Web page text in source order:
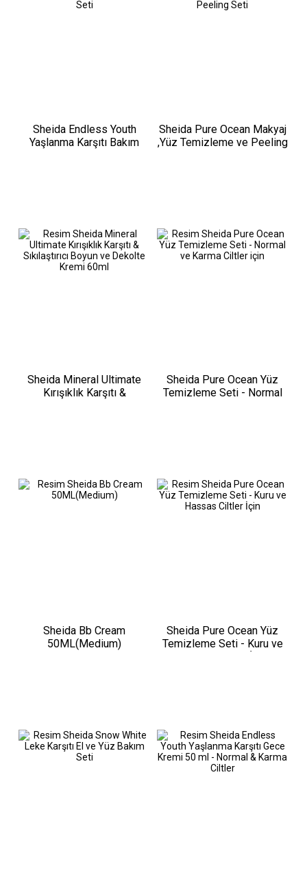
Sheida Endless Youth
Yaşlanma Karşıtı Bakım
Sheida Pure Ocean Makyaj
,Yüz Temizleme ve Peeling
Sheida Mineral Ultimate
Kırışıklık Karşıtı &
Sheida Pure Ocean Yüz
Temizleme Seti - Normal
Sheida Bb Cream
50ML(Medium)
Sheida Pure Ocean Yüz
Temizleme Seti - Kuru ve